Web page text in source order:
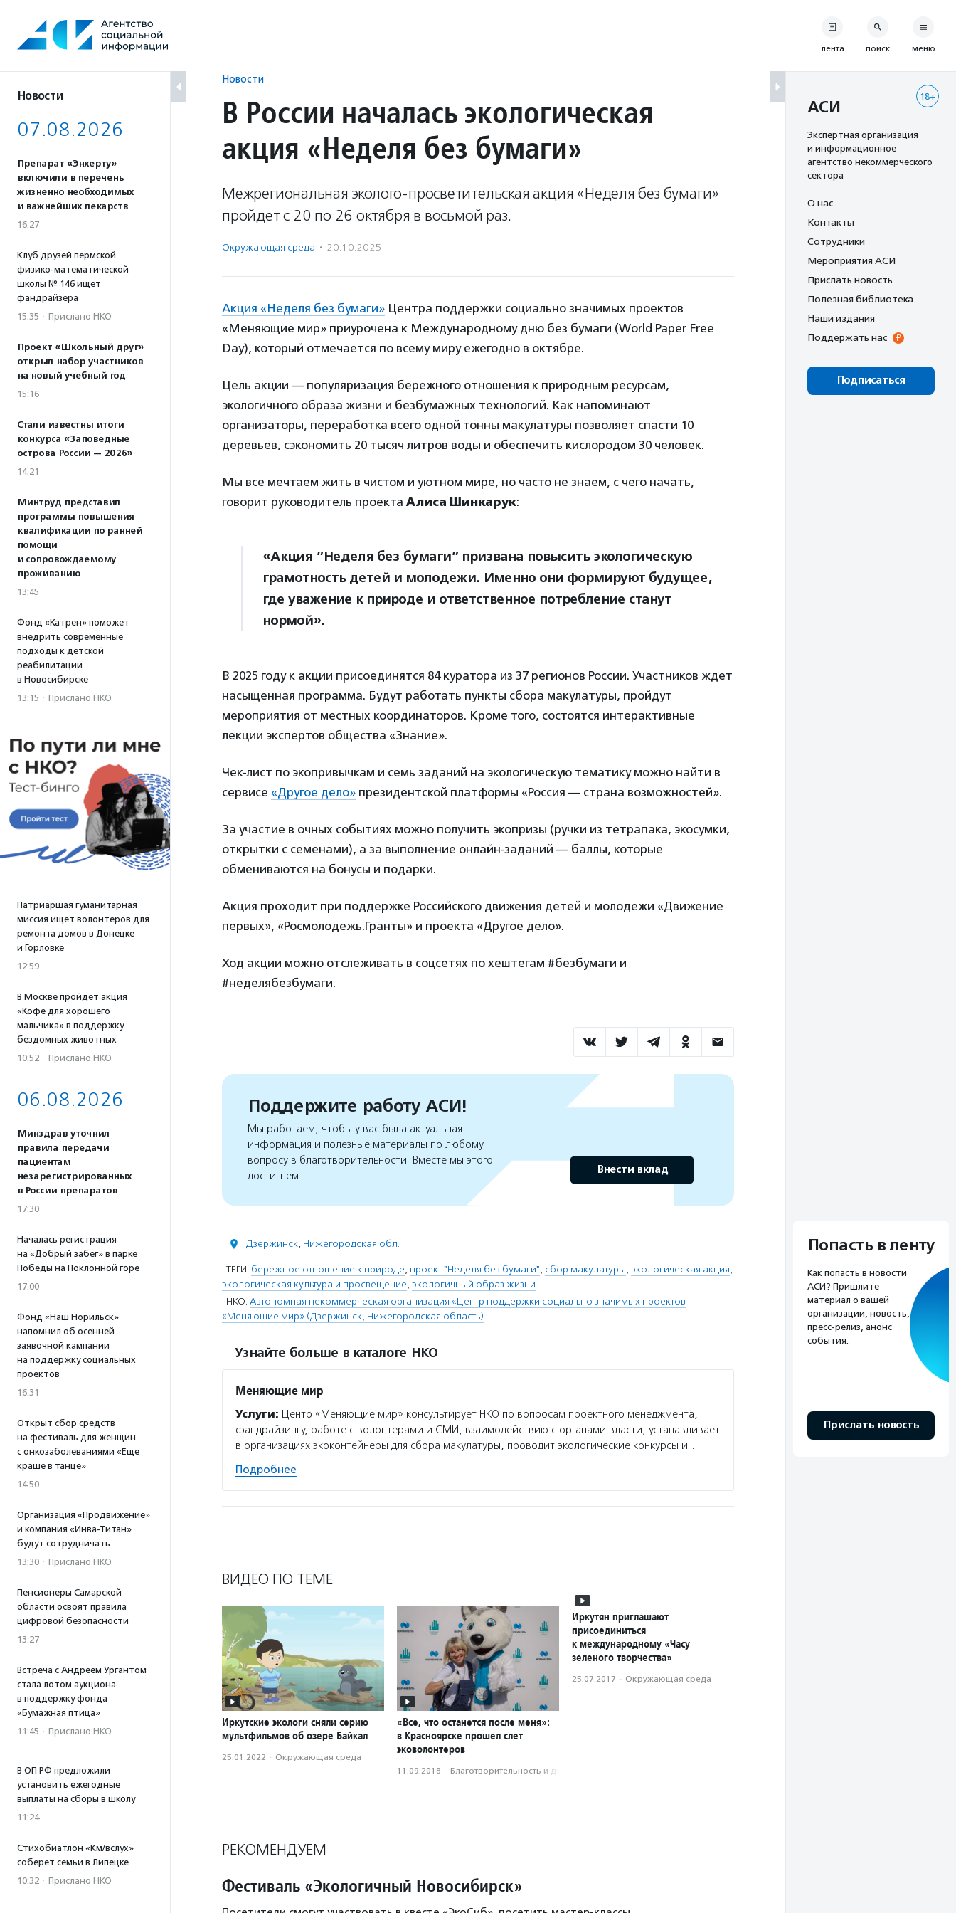
содержанию
Новости
07.08.2026
Препарат «Энхерту»
включили в перечень
жизненно необходимых
и важнейших лекарств
16:27
Клуб друзей пермской
физико-математической
школы № 146 ищет
фандрайзера
15:35 · Прислано НКО
Проект «Школьный друг»
открыл набор участников
на новый учебный год
15:16
Стали известны итоги
конкурса «Заповедные
острова России — 2026»
14:21
Минтруд представил
программы повышения
квалификации по ранней
помощи
и сопровождаемому
проживанию
13:45
Фонд «Катрен» поможет
внедрить современные
подходы к детской
реабилитации
в Новосибирске
13:15 · Прислано НКО
Патриаршая гуманитарная
миссия ищет волонтеров для
ремонта домов в Донецке
и Горловке
12:59
В Москве пройдет акция
«Кофе для хорошего
мальчика» в поддержку
бездомных животных
10:52 · Прислано НКО
06.08.2026
Минздрав уточнил
правила передачи
пациентам
незарегистрированных
в России препаратов
17:30
Началась регистрация
на «Добрый забег» в парке
Победы на Поклонной горе
17:00
Фонд «Наш Норильск»
напомнил об осенней
заявочной кампании
на поддержку социальных
проектов
16:31
Открыт сбор средств
на фестиваль для женщин
с онкозаболеваниями «Еще
краше в танце»
14:50
Организация «Продвижение»
и компания «Инва-Титан»
будут сотрудничать
13:30 · Прислано НКО
Пенсионеры Самарской
области освоят правила
цифровой безопасности
13:27
Встреча с Андреем Ургантом
стала лотом аукциона
в поддержку фонда
«Бумажная птица»
11:45 · Прислано НКО
В ОП РФ предложили
установить ежегодные
выплаты на сборы в школу
11:24
Стихобиатлон «Км/вслух»
соберет семьи в Липецке
10:32 · Прислано НКО
Новости
В России началась экологическая
акция «Неделя без бумаги»
Межрегиональная эколого-просветительская акция «Неделя без бумаги»
пройдет с 20 по 26 октября в восьмой раз.
Окружающая среда · 20.10.2025
Акция «Неделя без бумаги» Центра поддержки социально значимых проектов
«Меняющие мир» приурочена к Международному дню без бумаги (World Paper Free
Day), который отмечается по всему миру ежегодно в октябре.
Цель акции — популяризация бережного отношения к природным ресурсам,
экологичного образа жизни и безбумажных технологий. Как напоминают
организаторы, переработка всего одной тонны макулатуры позволяет спасти 10
деревьев, сэкономить 20 тысяч литров воды и обеспечить кислородом 30 человек.
Мы все мечтаем жить в чистом и уютном мире, но часто не знаем, с чего начать,
говорит руководитель проекта Алиса Шинкарук:
«Акция ”Неделя без бумаги” призвана повысить экологическую
грамотность детей и молодежи. Именно они формируют будущее,
где уважение к природе и ответственное потребление станут
нормой».
В 2025 году к акции присоединятся 84 куратора из 37 регионов России. Участников ждет
насыщенная программа. Будут работать пункты сбора макулатуры, пройдут
мероприятия от местных координаторов. Кроме того, состоятся интерактивные
лекции экспертов общества «Знание».
Чек-лист по экопривычкам и семь заданий на экологическую тематику можно найти в
сервисе «Другое дело» президентской платформы «Россия — страна возможностей».
За участие в очных событиях можно получить экопризы (ручки из тетрапака, экосумки,
открытки с семенами), а за выполнение онлайн-заданий — баллы, которые
обмениваются на бонусы и подарки.
Акция проходит при поддержке Российского движения детей и молодежи «Движение
первых», «Росмолодежь.Гранты» и проекта «Другое дело».
Ход акции можно отслеживать в соцсетях по хештегам #безбумаги и
#неделябезбумаги.
Поддержите работу АСИ!
Мы работаем, чтобы у вас была актуальная
информация и полезные материалы по любому
вопросу в благотворительности. Вместе мы этого
достигнем
Внести вклад
Дзержинск, Нижегородская обл.
ТЕГИ: бережное отношение к природе, проект "Неделя без бумаги", сбор макулатуры, экологическая акция,
экологическая культура и просвещение, экологичный образ жизни
НКО: Автономная некоммерческая организация «Центр поддержки социально значимых проектов
«Меняющие мир» (Дзержинск, Нижегородская область)
Узнайте больше в каталоге НКО
Меняющие мир
Услуги: Центр «Меняющие мир» консультирует НКО по вопросам проектного менеджмента,
фандрайзингу, работе с волонтерами и СМИ, взаимодействию с органами власти, устанавливает
в организациях экоконтейнеры для сбора макулатуры, проводит экологические конкурсы и…
Подробнее
ВИДЕО ПО ТЕМЕ
Иркутские экологи сняли серию
мультфильмов об озере Байкал
25.01.2022 · Окружающая среда
«Все, что останется после меня»:
в Красноярске прошел слет
эковолонтеров
11.09.2018 · Благотвори­тель­ность и доброволь­чест­во
Иркутян приглашают
присоединиться
к международному «Часу
зеленого творчества»
25.07.2017 · Окружающая среда
РЕКОМЕНДУЕМ
Фестиваль «Экологичный Новосибирск»
лента поиск меню
18+
АСИ
Экспертная организация
и информационное
агентство некоммерческого
сектора
О нас
Контакты
Сотрудники
Мероприятия АСИ
Прислать новость
Полезная библиотека
Наши издания
Поддержать нас
Подписаться
Попасть в ленту
Как попасть в новости
АСИ? Пришлите
материал о вашей
организации, новость,
пресс-релиз, анонс
события.
Прислать новость